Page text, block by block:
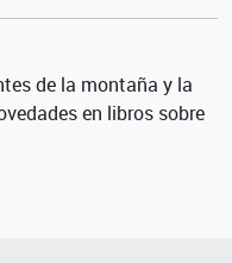
de la montaña y la
en libros sobre